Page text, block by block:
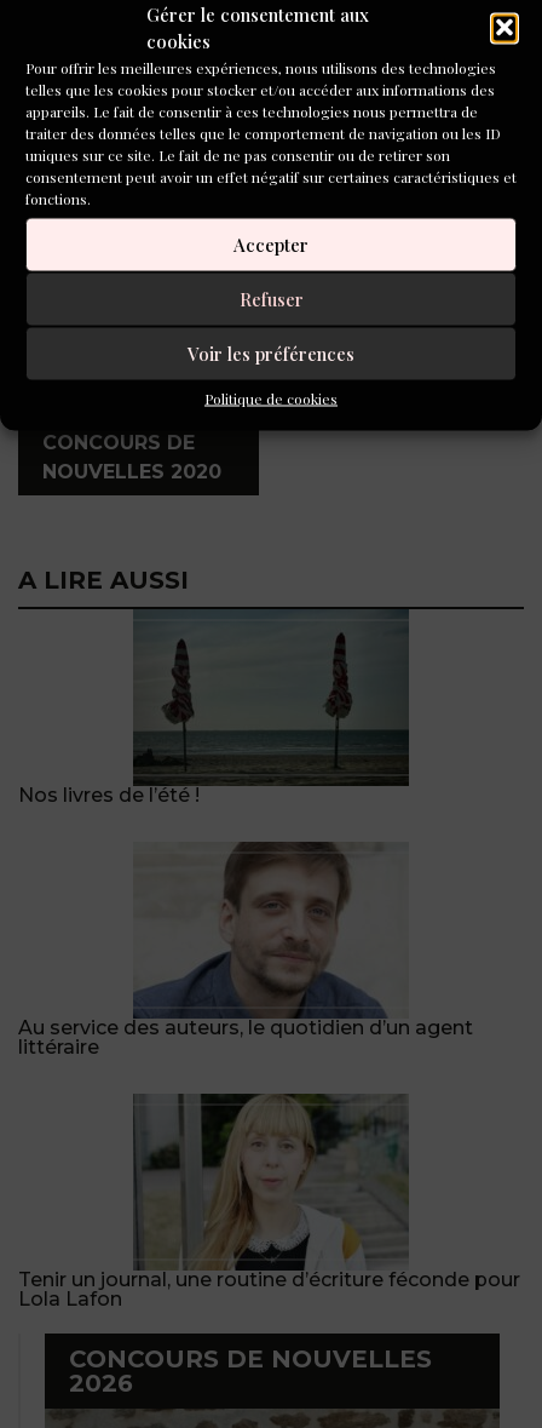
Gérer le consentement aux
cookies
Pour offrir les meilleures expériences, nous utilisons des technologies
telles que les cookies pour stocker et/ou accéder aux informations des
appareils. Le fait de consentir à ces technologies nous permettra de
traiter des données telles que le comportement de navigation ou les ID
uniques sur ce site. Le fait de ne pas consentir ou de retirer son
consentement peut avoir un effet négatif sur certaines caractéristiques et
fonctions.
Accepter
Refuser
Voir les préférences
Politique de cookies
Date limite pour participer :1er février 2021
Et d’autres concours sur textes à la pelle:ici
NOUVELLES 2020
CONCOURS DE
NOUVELLES 2020
PARTAGER
A LIRE AUSSI
Nos livres de l’été !
Au service des auteurs, le quotidien d’un agent
littéraire
Tenir un journal, une routine d’écriture féconde pour
Lola Lafon
CONCOURS DE NOUVELLES
2026